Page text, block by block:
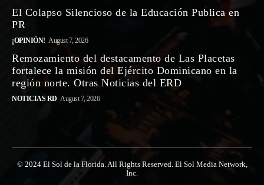
El Colapso Silencioso de la Educación Publica en
PR
¡OPINIÓN! August 7, 2026
Remozamiento del destacamento de Las Placetas
fortalece la misión del Ejército Dominicano en la
región norte. Otras Noticias del ERD
NOTICIAS RD August 7, 2026
© 2024 El Sol de la Florida. All Rights Reserved. El Sol Media Network,
Inc.